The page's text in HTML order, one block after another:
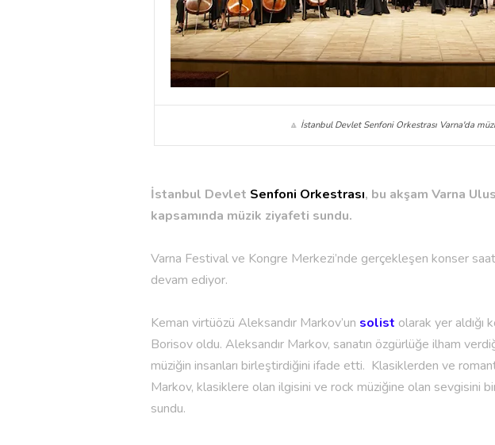
🔼 İstanbul Devlet Senfoni Orkestrası Varna'da
İstanbul Devlet Senfoni Orkestrası, bu akşam Varna
kapsamında müzik ziyafeti sundu.
Varna Festival ve Kongre Merkezi’nde gerçekleşen konser
devam ediyor.
Keman virtüözü Aleksandır Markov’un solist olarak yer
Borisov oldu. Aleksandır Markov, sanatın özgürlüğe ilham
müziğin insanları birleştirdiğini ifade etti. Klasiklerden ve
Markov, klasiklere olan ilgisini ve rock müziğine olan sevgisini
sundu.